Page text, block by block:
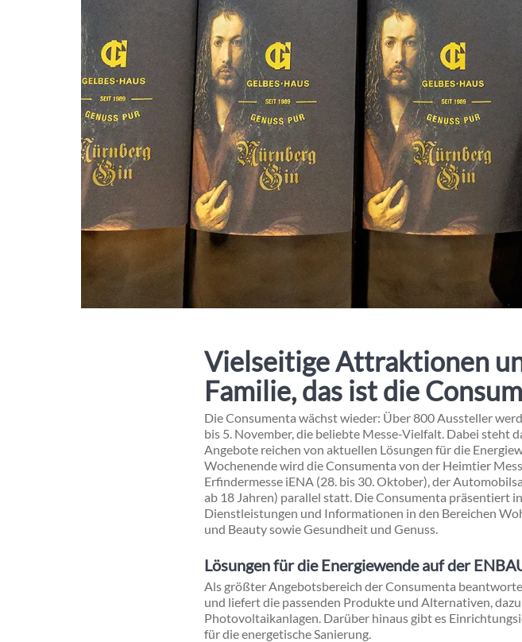
Vielseitige Attraktionen
Familie, das ist die
Die Consumenta wächst wieder: Über 800 Aussteller
bis 5. November, die beliebte Messe-Vielfalt. Dabei steht
Angebote reichen von aktuellen Lösungen für die
Wochenende wird die Consumenta von der Heimtier
Erfindermesse iENA (28. bis 30. Oktober), der
ab 18 Jahren) parallel statt. Die Consumenta präsentiert
Dienstleistungen und Informationen in den Bereichen
und Beauty sowie Gesundheit und Genuss.
Lösungen für die Energiewende auf der
Als größter Angebotsbereich der Consumenta
und liefert die passenden Produkte und Alternativen,
Photovoltaikanlagen. Darüber hinaus gibt es
für die energetische Sanierung.